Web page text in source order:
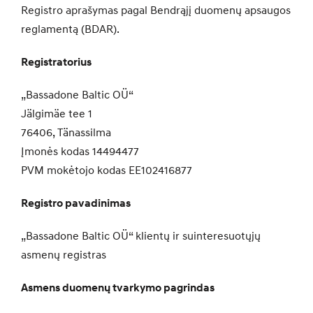
Registro aprašymas pagal Bendrąjį duomenų apsaugos
reglamentą (BDAR).
Registratorius
„Bassadone Baltic OÜ“
Jälgimäe tee 1
76406, Tänassilma
Įmonės kodas 14494477
PVM mokėtojo kodas EE102416877
Registro pavadinimas
„Bassadone Baltic OÜ“ klientų ir suinteresuotųjų
asmenų registras
Asmens duomenų tvarkymo pagrindas